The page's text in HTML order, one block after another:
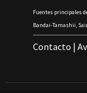
Fuentes principales
Bandai-Tamashii,
Contacto |